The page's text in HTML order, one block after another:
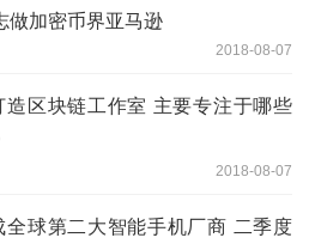
做加密币界亚马逊
2018-08-07
造区块链工作室 主要专注于哪些
2018-08-07
全球第二大智能手机厂商 二季度